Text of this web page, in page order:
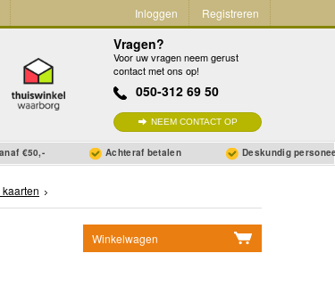
Inloggen Registreren
Vragen?
Voor uw vragen neem gerust
contact met ons op!
050-312 69 50
NEEM CONTACT OP
€50,- Achteraf betalen Deskundig
Winkelwagen